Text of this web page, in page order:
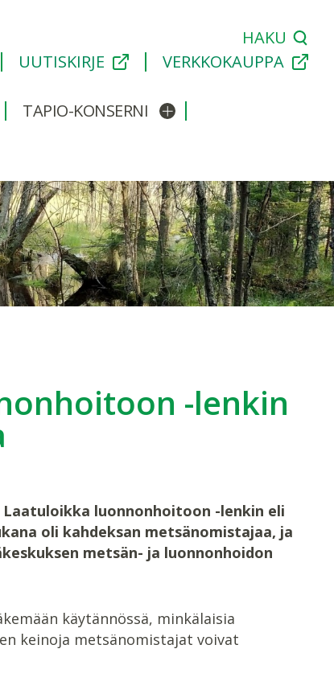
HAKU
UUTISKIRJE VERKKOKAUPPA
sulje alavalikko
TAPIO-KONSERNI Avaa/sulje alavalikko
-lenkin
luonnonhoitoon -lenkin eli
oli kahdeksan metsänomistajaa, ja
metsän- ja luonnonhoidon
käytännössä, minkälaisia
keinoja metsänomistajat voivat